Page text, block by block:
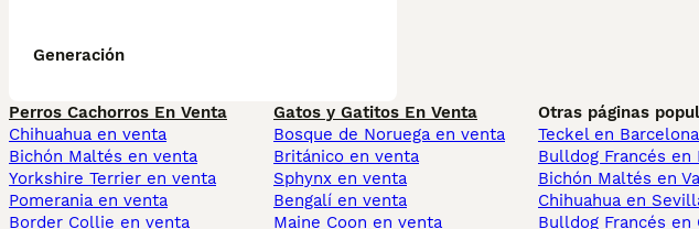
Generación
Perros Cachorros En Venta
Chihuahua en venta
Bichón Maltés en venta
Yorkshire Terrier en venta
Pomerania en venta
Border Collie en venta
Gatos y Gatitos En Venta
Bosque de Noruega en venta
Británico en venta
Sphynx en venta
Bengalí en venta
Maine Coon en venta
Otras páginas
Teckel en Barcelona
Bulldog Francés en
Bichón Maltés en
Chihuahua en
Bulldog Francés en